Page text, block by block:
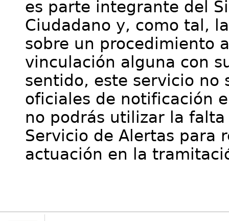
es parte integrante del
Ciudadano y, como tal,
sobre un procedimiento
vinculación alguna con
sentido, este servicio no
oficiales de notificación
no podrás utilizar la
Servicio de Alertas para
actuación en la